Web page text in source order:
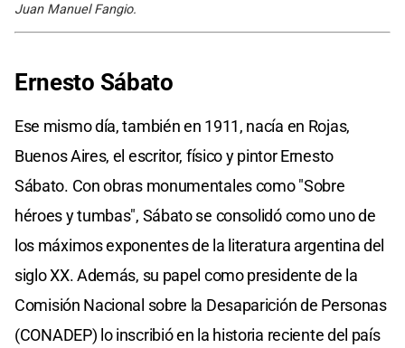
Juan Manuel Fangio.
Ernesto Sábato
Ese mismo día, también en 1911, nacía en Rojas,
Buenos Aires, el escritor, físico y pintor Ernesto
Sábato. Con obras monumentales como "Sobre
héroes y tumbas", Sábato se consolidó como uno de
los máximos exponentes de la literatura argentina del
siglo XX. Además, su papel como presidente de la
Comisión Nacional sobre la Desaparición de Personas
(CONADEP) lo inscribió en la historia reciente del país